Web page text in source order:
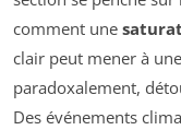
comment une
clair peut mener à
paradoxalement,
Des événements